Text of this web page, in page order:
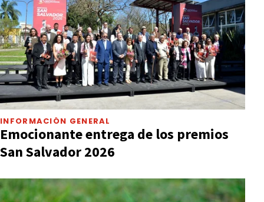
INFORMACIÓN GENERAL
Emocionante entrega de los premios
San Salvador 2026